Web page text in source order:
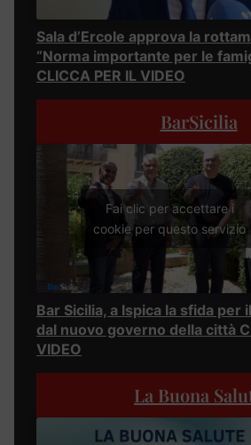
Sala d’Ercole approva la
“Norma importante per le
CLICCA PER IL VIDEO
BarSicilia
Fai clic per accettare i
cookie per questo servizio
Bar Sicilia, a Ispica la sfida per
dal nuovo governo della città
VIDEO
La Buona